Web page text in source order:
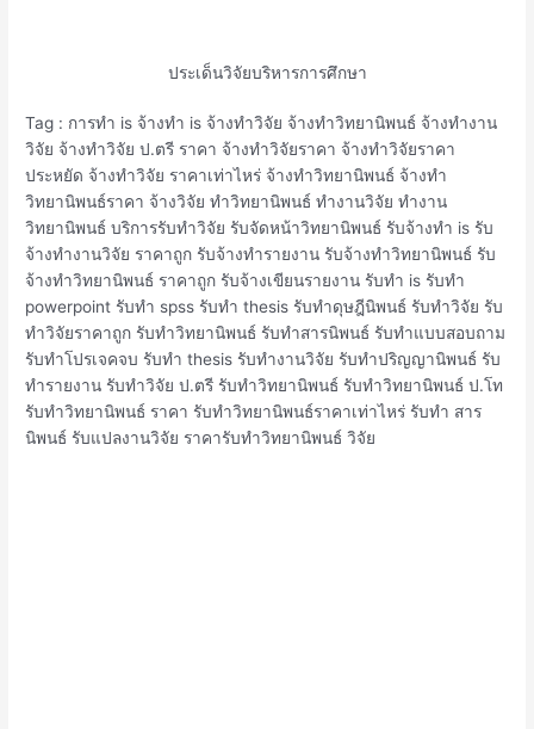
ประเด็นวิจัยบริหารการศึกษา
Tag : การทำ is จ้างทำ is จ้างทำวิจัย จ้างทำวิทยานิพนธ์ จ้างทํางาน
วิจัย จ้างทําวิจัย ป.ตรี ราคา จ้างทําวิจัยราคา จ้างทําวิจัยราคา
ประหยัด จ้างทําวิจัย ราคาเท่าไหร่ จ้างทําวิทยานิพนธ์ จ้างทํา
วิทยานิพนธ์ราคา จ้างวิจัย ทําวิทยานิพนธ์ ทำงานวิจัย ทำงาน
วิทยานิพนธ์ บริการรับทำวิจัย รับจัดหน้าวิทยานิพนธ์ รับจ้างทำ is รับ
จ้างทํางานวิจัย ราคาถูก รับจ้างทํารายงาน รับจ้างทําวิทยานิพนธ์ รับ
จ้างทําวิทยานิพนธ์ ราคาถูก รับจ้างเขียนรายงาน รับทำ is รับทำ
powerpoint รับทำ spss รับทำ thesis รับทำดุษฎีนิพนธ์ รับทำวิจัย รับ
ทำวิจัยราคาถูก รับทำวิทยานิพนธ์ รับทำสารนิพนธ์ รับทำแบบสอบถาม
รับทำโปรเจคจบ รับทํา thesis รับทํางานวิจัย รับทําปริญญานิพนธ์ รับ
ทํารายงาน รับทําวิจัย ป.ตรี รับทําวิทยานิพนธ์ รับทําวิทยานิพนธ์ ป.โท
รับทําวิทยานิพนธ์ ราคา รับทําวิทยานิพนธ์ราคาเท่าไหร่ รับทํา สาร
นิพนธ์ รับแปลงานวิจัย ราคารับทำวิทยานิพนธ์ วิจัย